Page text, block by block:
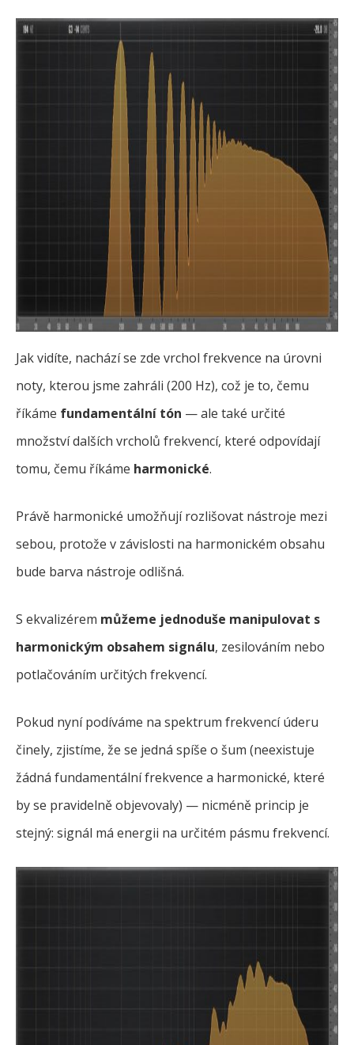
Jak vidíte, nachází se zde vrchol frekvence na úrovni
noty, kterou jsme zahráli (200 Hz), což je to, čemu
říkáme fundamentální tón — ale také určité
množství dalších vrcholů frekvencí, které odpovídají
tomu, čemu říkáme harmonické.
Právě harmonické umožňují rozlišovat nástroje mezi
sebou, protože v závislosti na harmonickém obsahu
bude barva nástroje odlišná.
S ekvalizérem můžeme jednoduše manipulovat s
harmonickým obsahem signálu, zesilováním nebo
potlačováním určitých frekvencí.
Pokud nyní podíváme na spektrum frekvencí úderu
činely, zjistíme, že se jedná spíše o šum (neexistuje
žádná fundamentální frekvence a harmonické, které
by se pravidelně objevovaly) — nicméně princip je
stejný: signál má energii na určitém pásmu frekvencí.